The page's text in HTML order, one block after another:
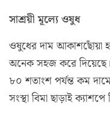
সাশ্রয়ী মূল্যে ওষুধ
ওষুধের দাম আকাশছোঁয়া
অনেক সহজ করে
৮০ শতাংশ পর্যন্ত কম
সংস্থা বিমা ছাড়াই